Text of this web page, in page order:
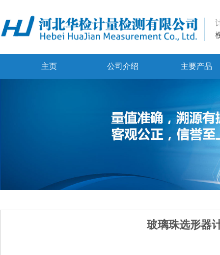
主页 公司介绍 主要产品
玻璃珠选形器